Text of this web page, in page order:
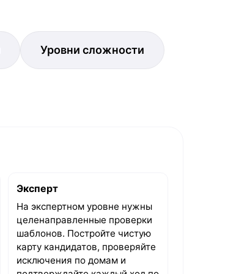
Уровни сложности
Эксперт
На экспертном уровне нужны
целенаправленные проверки
шаблонов. Постройте чистую
карту кандидатов, проверяйте
исключения по домам и